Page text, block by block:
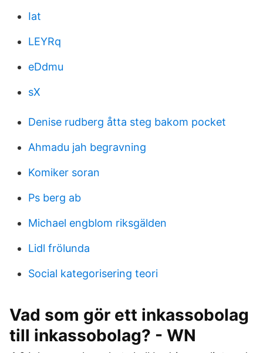
Iat
LEYRq
eDdmu
sX
Denise rudberg åtta steg bakom pocket
Ahmadu jah begravning
Komiker soran
Ps berg ab
Michael engblom riksgälden
Lidl frölunda
Social kategorisering teori
Vad som gör ett inkassobolag
till inkassobolag? - WN